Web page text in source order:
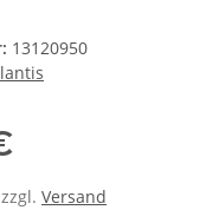
13120950
Versand